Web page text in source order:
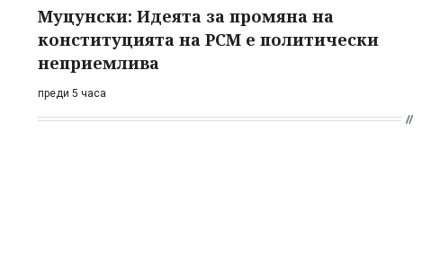
Муцунски: Идеята за промяна на
конституцията на РСМ е политически
неприемлива
преди 5 часа